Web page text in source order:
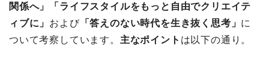
関係へ」「 ライフスタイルをもっと自由でクリエイテ
ィブに」 および「答えのない時代を生き抜く思考」 に
ついて考察しています。 主なポイント は以下の通り。